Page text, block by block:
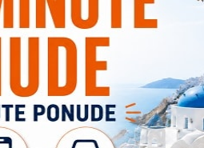
je 10€.
mini-busom, kombijem ili
ravnopravno u obzir: vreme uplate
– studia) od 14:00 sati na
u 09:00 sati. Higijenu u
neispravnosti i nedostatke u
1 pasoš, koji će im biti vraćen na
napuštanja smeštaja. Svaka
koju su pričinili putnici koji trenutno